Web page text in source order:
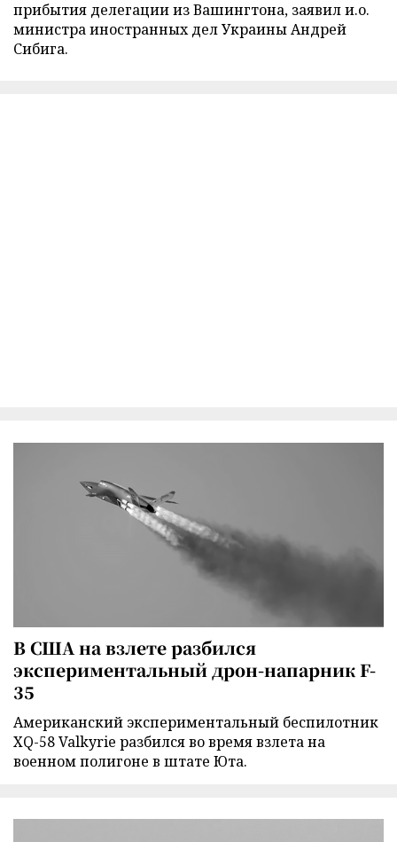
прибытия делегации из Вашингтона, заявил и.о.
министра иностранных дел Украины Андрей
Сибига.
В США на взлете разбился
экспериментальный дрон-напарник F-
35
Американский экспериментальный беспилотник
XQ-58 Valkyrie разбился во время взлета на
военном полигоне в штате Юта.